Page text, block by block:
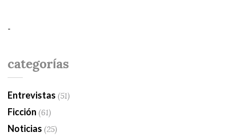
-
categorías
Entrevistas (51)
Ficción (61)
Noticias (25)